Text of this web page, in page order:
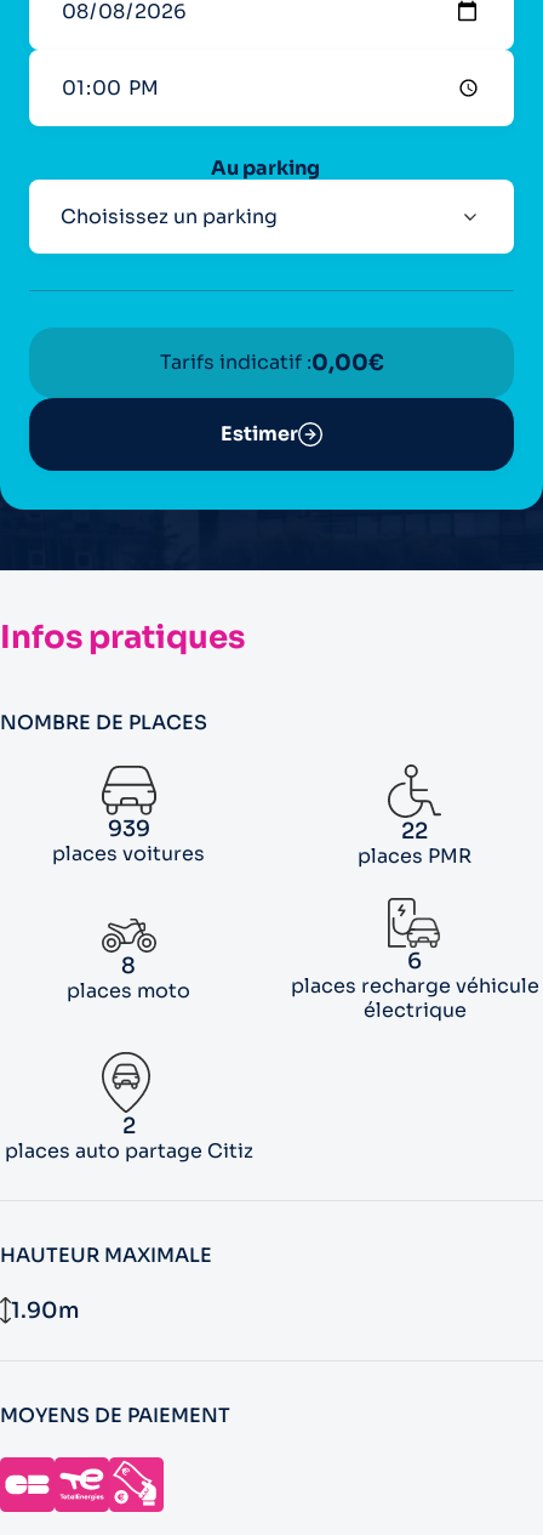
Au parking
Tarifs indicatif :0,00€
Estimer
Infos pratiques
NOMBRE DE PLACES
939
places voitures
22
places PMR
8
places moto
6
places recharge véhicule
électrique
2
places auto partage Citiz
HAUTEUR MAXIMALE
1.90m
MOYENS DE PAIEMENT